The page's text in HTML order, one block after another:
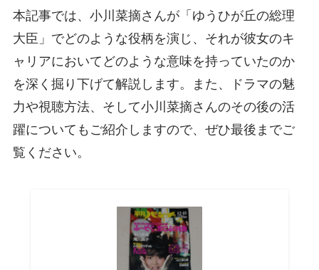
本記事では、小川菜摘さんが「ゆうひが丘の総理
大臣」でどのような役柄を演じ、それが彼女のキ
ャリアにおいてどのような意味を持っていたのか
を深く掘り下げて解説します。また、ドラマの魅
力や視聴方法、そして小川菜摘さんのその後の活
躍についてもご紹介しますので、ぜひ最後までご
覧ください。